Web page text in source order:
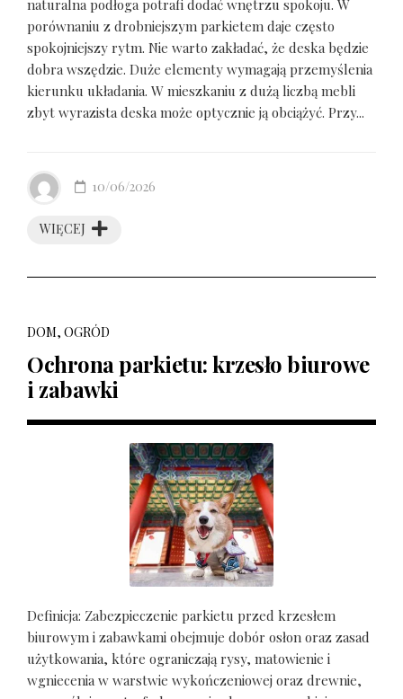
naturalna podłoga potrafi dodać wnętrzu spokoju. W
porównaniu z drobniejszym parkietem daje często
spokojniejszy rytm. Nie warto zakładać, że deska będzie
dobra wszędzie. Duże elementy wymagają przemyślenia
kierunku układania. W mieszkaniu z dużą liczbą mebli
zbyt wyrazista deska może optycznie ją obciążyć. Przy...
WIĘCEJ
10/06/2026
DOM, OGRÓD
Ochrona parkietu: krzesło biurowe
i zabawki
Definicja: Zabezpieczenie parkietu przed krzesłem
biurowym i zabawkami obejmuje dobór osłon oraz zasad
użytkowania, które ograniczają rysy, matowienie i
wgniecenia w warstwie wykończeniowej oraz drewnie,